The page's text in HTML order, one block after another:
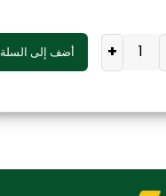
+ أضف إلى السلة